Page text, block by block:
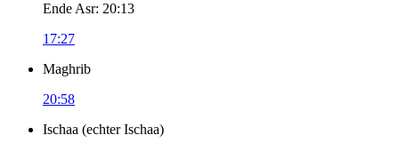
Ende Asr: 20:13
17:27
Maghrib
20:58
Ischaa (echter Ischaa)